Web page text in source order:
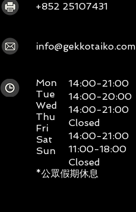
+852 25107431
info@gekkotaiko.com
Mon
Tue
Wed
Thu
Fri
Sat
Sun
*公眾假期休息
14:00-21:00
14:00-20:00
14:00-21:00
Closed
14:00-21:00
11:00-18:00
Closed